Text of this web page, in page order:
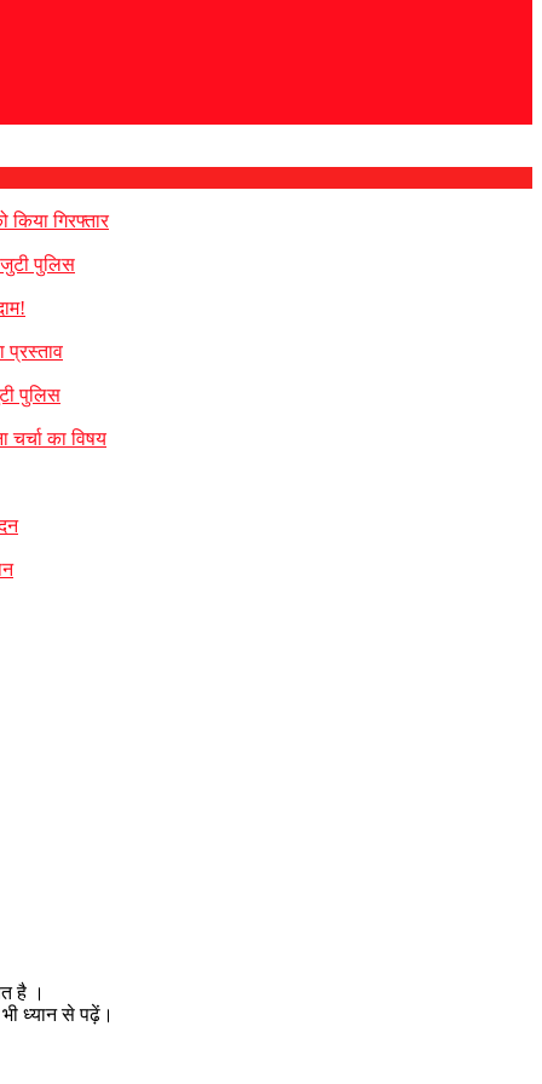
गिरफ्तार
पुलिस
प्रस्ताव
पुलिस
का विषय
है ।
ध्यान से पढ़ें।